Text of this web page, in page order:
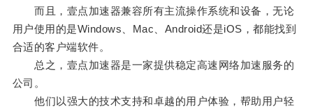
而且，壹点加速器兼容所有主流操作系统和设备，无论
用户使用的是Windows、Mac、Android还是iOS，都能找到
合适的客户端软件。
总之，壹点加速器是一家提供稳定高速网络加速服务的
公司。
他们以强大的技术支持和卓越的用户体验，帮助用户轻